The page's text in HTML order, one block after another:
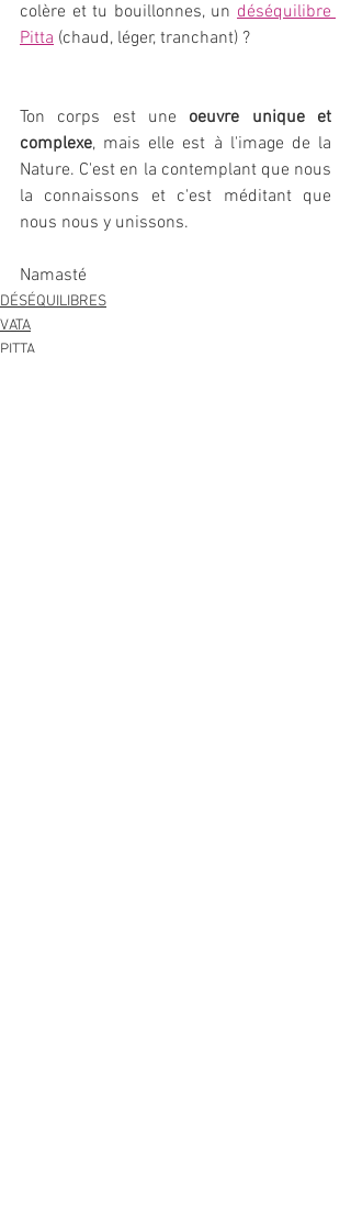
colère et tu bouillonnes, un déséquilibre
Pitta (chaud, léger, tranchant) ?
Ton corps est une oeuvre unique et
complexe, mais elle est à l'image de la
Nature. C'est en la contemplant que nous
la connaissons et c'est méditant que
nous nous y unissons.
Namasté
DÉSÉQUILIBRES
VATA
PITTA